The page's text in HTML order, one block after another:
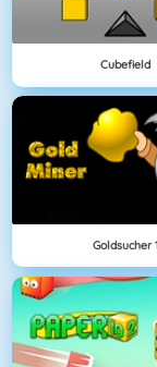
Cubefield
Goldsucher 1